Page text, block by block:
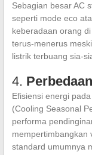
Sebagian besar AC
seperti mode eco
keberadaan orang
terus-menerus
listrik terbuang sia-
4.
Efisiensi energi
(Cooling Seasonal
performa
mempertimbangkan
standard umumnya